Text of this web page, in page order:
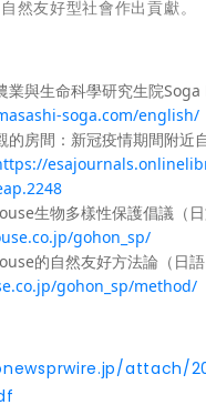
然友好型社會作出貢獻。
業與生命科學研究生院Soga
soga.com/english/
的房間：新冠疫情期間附近
生物多樣性保護倡議（日
gohon_sp/
的自然友好方法論（日語
gohon_sp/method/
attach/